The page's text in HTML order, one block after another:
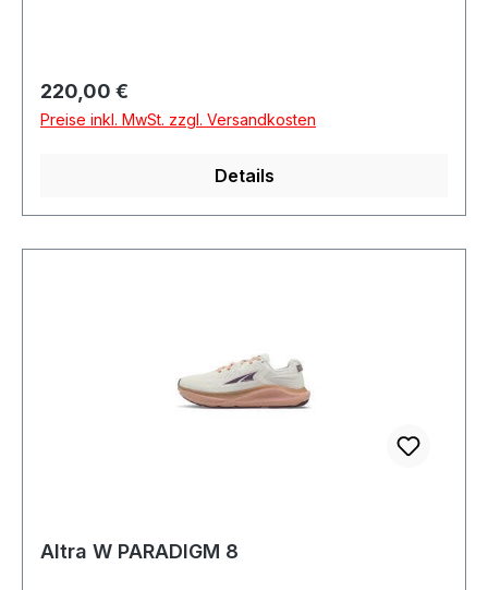
Regulärer Preis:
220,00 €
Preise inkl. MwSt. zzgl. Versandkosten
Details
Altra W PARADIGM 8